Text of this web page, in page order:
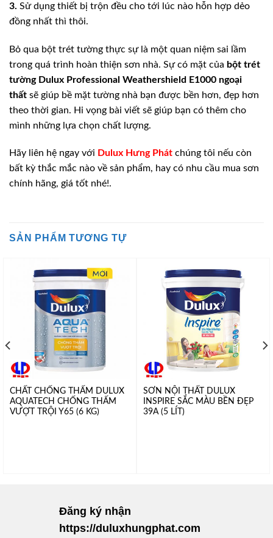
3. Sử dụng thiết bị trộn đều cho tới lúc nào hỗn hợp dẻo
đồng nhất thì thôi.
Bỏ qua bột trét tường thực sự là một quan niệm sai lầm
trong quá trình hoàn thiện sơn nhà. Sự có mặt của bột trét
tường Dulux Professional Weathershield E1000 ngoại
thất sẽ giúp bề mặt tường nhà bạn được bền hơn, đẹp hơn
theo thời gian. Hi vọng bài viết sẽ giúp bạn có thêm cho
mình những lựa chọn chất lượng.
Hãy liên hệ ngay với Dulux Hưng Phát chúng tôi nếu còn
bất kỳ thắc mắc nào về sản phẩm, hay có nhu cầu mua sơn
chính hãng, giá tốt nhé!.
SẢN PHẨM TƯƠNG TỰ
CHẤT CHỐNG THẤM DULUX
AQUATECH CHỐNG THẤM
VƯỢT TRỘI Y65 (6 KG)
SƠN NỘI THẤT DULUX
INSPIRE SẮC MÀU BỀN ĐẸP
39A (5 LÍT)
Đăng ký nhận
https://duluxhungphat.com